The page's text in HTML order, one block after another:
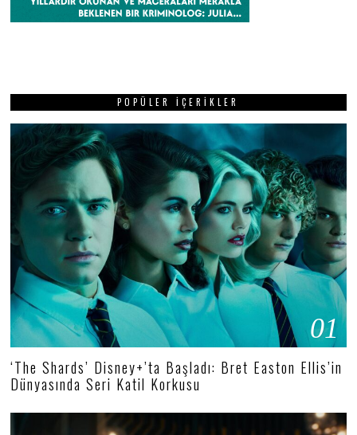
POPÜLER İÇERIKLER
01
‘The Shards’ Disney+’ta Başladı: Bret Easton Ellis’in
Dünyasında Seri Katil Korkusu